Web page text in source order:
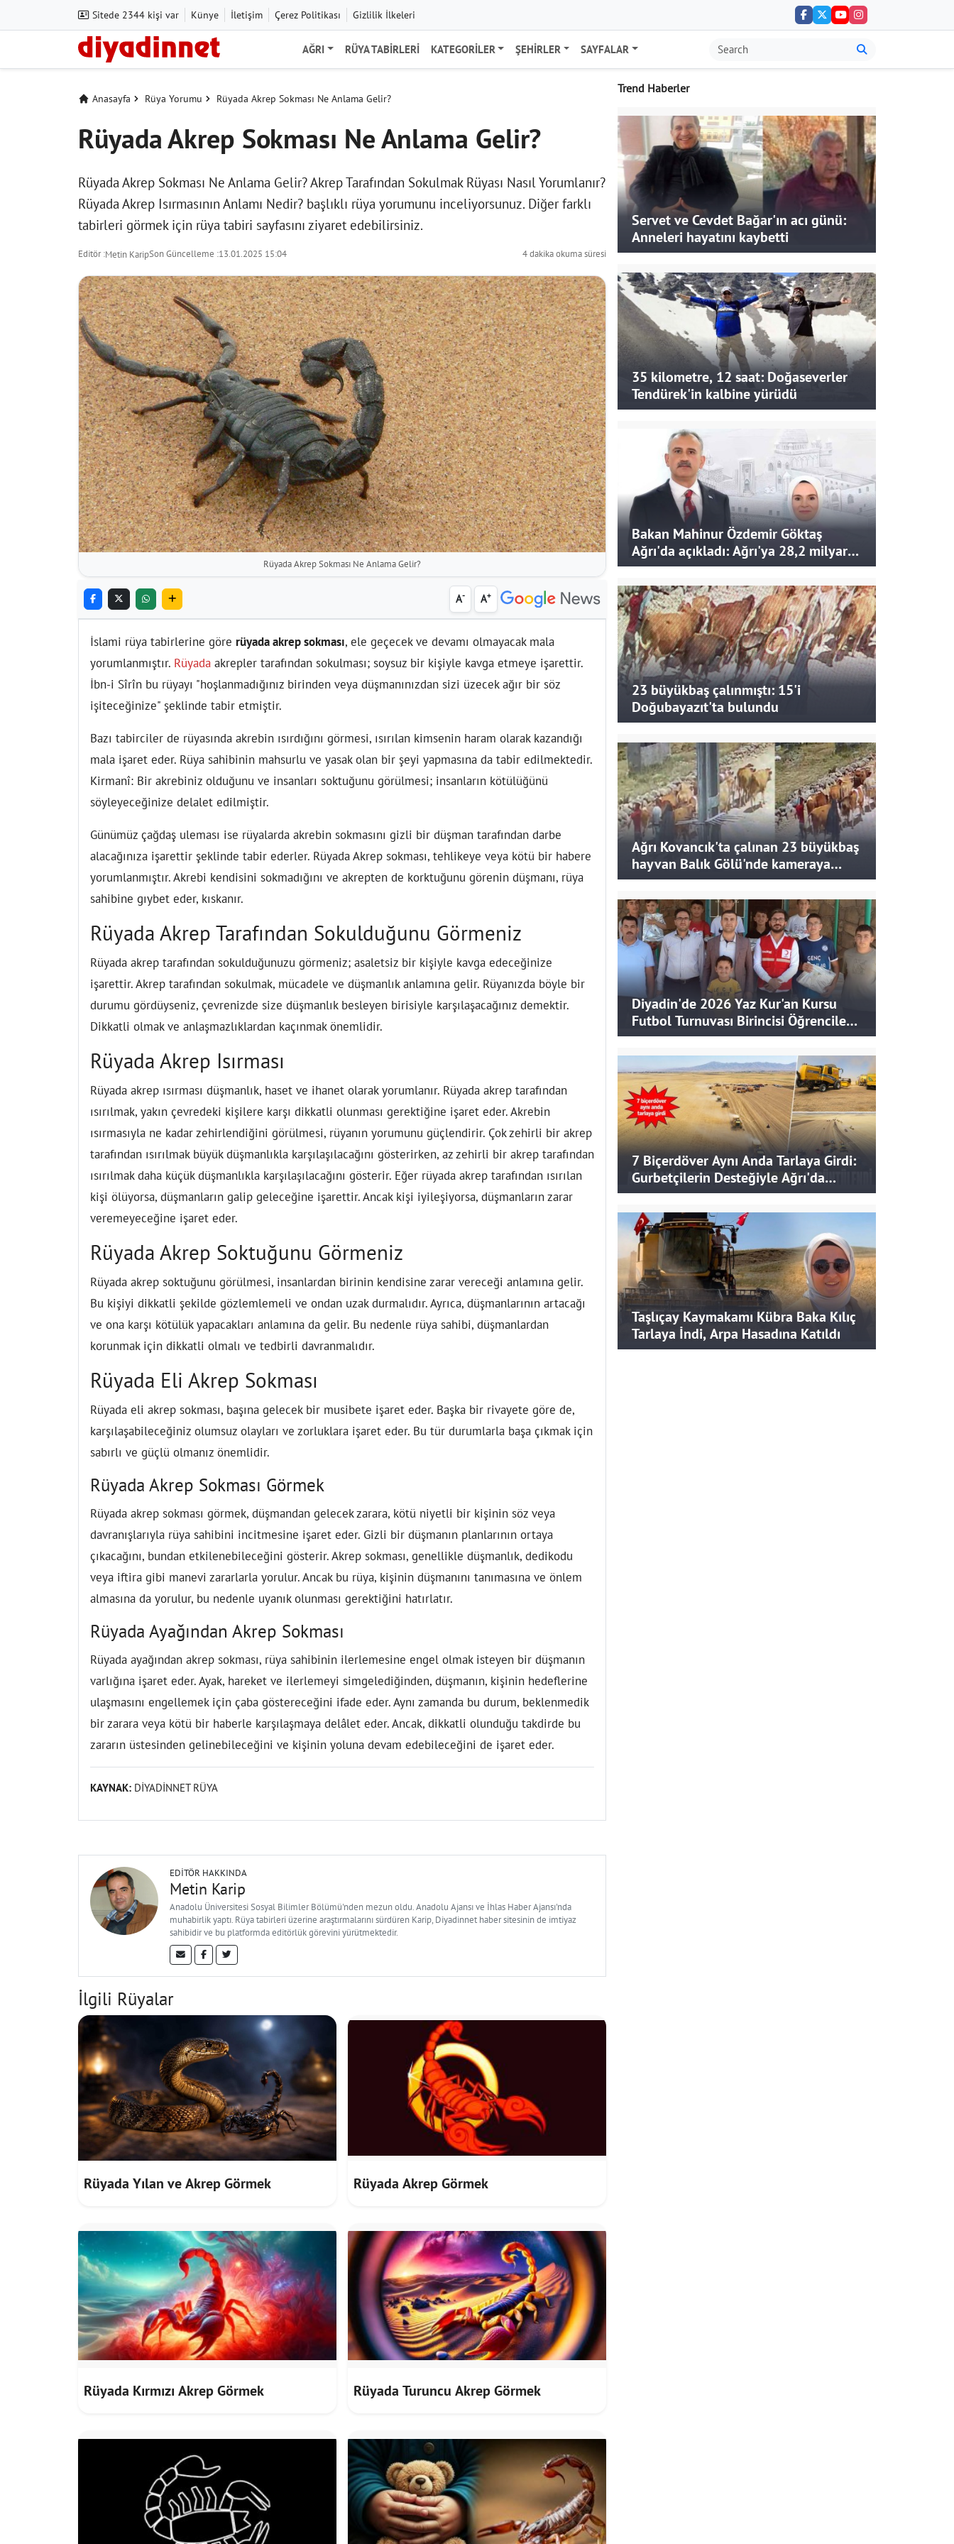
Sitede 2344 kişi var Künye İletişim Çerez Politikası Gizlilik İlkeleri
AĞRI RÜYA TABIRLERI KATEGORILER ŞEHIRLER SAYFALAR
Anasayfa Rüya Yorumu Rüyada Akrep Sokması Ne Anlama Gelir?
Rüyada Akrep Sokması Ne Anlama Gelir?
Rüyada Akrep Sokması Ne Anlama Gelir? Akrep Tarafından Sokulmak Rüyası Nasıl Yorumlanır?
Rüyada Akrep Isırmasının Anlamı Nedir? başlıklı rüya yorumunu inceliyorsunuz. Diğer farklı
tabirleri görmek için rüya tabiri sayfasını ziyaret edebilirsiniz.
Editör :Metin KaripSon Güncelleme :13.01.2025 15:04 4 dakika okuma süresi
Rüyada Akrep Sokması Ne Anlama Gelir?
A- A+
İslami rüya tabirlerine göre rüyada akrep sokması, ele geçecek ve devamı olmayacak mala
yorumlanmıştır. Rüyada akrepler tarafından sokulması; soysuz bir kişiyle kavga etmeye işarettir.
İbn-i Sîrîn bu rüyayı "hoşlanmadığınız birinden veya düşmanınızdan sizi üzecek ağır bir söz
işiteceğinize" şeklinde tabir etmiştir.
Bazı tabirciler de rüyasında akrebin ısırdığını görmesi, ısırılan kimsenin haram olarak kazandığı
mala işaret eder. Rüya sahibinin mahsurlu ve yasak olan bir şeyi yapmasına da tabir edilmektedir.
Kirmanî: Bir akrebiniz olduğunu ve insanları soktuğunu görülmesi; insanların kötülüğünü
söyleyeceğinize delalet edilmiştir.
Günümüz çağdaş uleması ise rüyalarda akrebin sokmasını gizli bir düşman tarafından darbe
alacağınıza işarettir şeklinde tabir ederler. Rüyada Akrep sokması, tehlikeye veya kötü bir habere
yorumlanmıştır. Akrebi kendisini sokmadığını ve akrepten de korktuğunu görenin düşmanı, rüya
sahibine gıybet eder, kıskanır.
Rüyada Akrep Tarafından Sokulduğunu Görmeniz
Rüyada akrep tarafından sokulduğunuzu görmeniz; asaletsiz bir kişiyle kavga edeceğinize
işarettir. Akrep tarafından sokulmak, mücadele ve düşmanlık anlamına gelir. Rüyanızda böyle bir
durumu gördüyseniz, çevrenizde size düşmanlık besleyen birisiyle karşılaşacağınız demektir.
Dikkatli olmak ve anlaşmazlıklardan kaçınmak önemlidir.
Rüyada Akrep Isırması
Rüyada akrep ısırması düşmanlık, haset ve ihanet olarak yorumlanır. Rüyada akrep tarafından
ısırılmak, yakın çevredeki kişilere karşı dikkatli olunması gerektiğine işaret eder. Akrebin
ısırmasıyla ne kadar zehirlendiğini görülmesi, rüyanın yorumunu güçlendirir. Çok zehirli bir akrep
tarafından ısırılmak büyük düşmanlıkla karşılaşılacağını gösterirken, az zehirli bir akrep tarafından
ısırılmak daha küçük düşmanlıkla karşılaşılacağını gösterir. Eğer rüyada akrep tarafından ısırılan
kişi ölüyorsa, düşmanların galip geleceğine işarettir. Ancak kişi iyileşiyorsa, düşmanların zarar
veremeyeceğine işaret eder.
Rüyada Akrep Soktuğunu Görmeniz
Rüyada akrep soktuğunu görülmesi, insanlardan birinin kendisine zarar vereceği anlamına gelir.
Bu kişiyi dikkatli şekilde gözlemlemeli ve ondan uzak durmalıdır. Ayrıca, düşmanlarının artacağı
ve ona karşı kötülük yapacakları anlamına da gelir. Bu nedenle rüya sahibi, düşmanlardan
korunmak için dikkatli olmalı ve tedbirli davranmalıdır.
Rüyada Eli Akrep Sokması
Rüyada eli akrep sokması, başına gelecek bir musibete işaret eder. Başka bir rivayete göre de,
karşılaşabileceğiniz olumsuz olayları ve zorluklara işaret eder. Bu tür durumlarla başa çıkmak için
sabırlı ve güçlü olmanız önemlidir.
Rüyada Akrep Sokması Görmek
Rüyada akrep sokması görmek, düşmandan gelecek zarara, kötü niyetli bir kişinin söz veya
davranışlarıyla rüya sahibini incitmesine işaret eder. Gizli bir düşmanın planlarının ortaya
çıkacağını, bundan etkilenebileceğini gösterir. Akrep sokması, genellikle düşmanlık, dedikodu
veya iftira gibi manevi zararlarla yorulur. Ancak bu rüya, kişinin düşmanını tanımasına ve önlem
almasına da yorulur, bu nedenle uyanık olunması gerektiğini hatırlatır.
Rüyada Ayağından Akrep Sokması
Rüyada ayağından akrep sokması, rüya sahibinin ilerlemesine engel olmak isteyen bir düşmanın
varlığına işaret eder. Ayak, hareket ve ilerlemeyi simgelediğinden, düşmanın, kişinin hedeflerine
ulaşmasını engellemek için çaba göstereceğini ifade eder. Aynı zamanda bu durum, beklenmedik
bir zarara veya kötü bir haberle karşılaşmaya delâlet eder. Ancak, dikkatli olunduğu takdirde bu
zararın üstesinden gelinebileceğini ve kişinin yoluna devam edebileceğini de işaret eder.
KAYNAK: DİYADİNNET RÜYA
EDITÖR HAKKINDA
Metin Karip
Anadolu Üniversitesi Sosyal Bilimler Bölümü'nden mezun oldu. Anadolu Ajansı ve İhlas Haber Ajansı'nda
muhabirlik yaptı. Rüya tabirleri üzerine araştırmalarını sürdüren Karip, Diyadinnet haber sitesinin de imtiyaz
sahibidir ve bu platformda editörlük görevini yürütmektedir.
İlgili Rüyalar
Rüyada Yılan ve Akrep Görmek Rüyada Akrep Görmek
Rüyada Kırmızı Akrep Görmek Rüyada Turuncu Akrep Görmek
Trend Haberler
Servet ve Cevdet Bağar'ın acı günü:
Anneleri hayatını kaybetti
35 kilometre, 12 saat: Doğaseverler
Tendürek'in kalbine yürüdü
Bakan Mahinur Özdemir Göktaş
Ağrı'da açıkladı: Ağrı'ya 28,2 milyar
liralık yatırım ve destek sağlandı
23 büyükbaş çalınmıştı: 15'i
Doğubayazıt'ta bulundu
Ağrı Kovancık'ta çalınan 23 büyükbaş
hayvan Balık Gölü'nde kameraya
takıldı
Diyadin'de 2026 Yaz Kur'an Kursu
Futbol Turnuvası Birincisi Öğrencilere
Hediye
7 Biçerdöver Aynı Anda Tarlaya Girdi:
Gurbetçilerin Desteğiyle Ağrı'da
Bereketli Hasat
Taşlıçay Kaymakamı Kübra Baka Kılıç
Tarlaya İndi, Arpa Hasadına Katıldı